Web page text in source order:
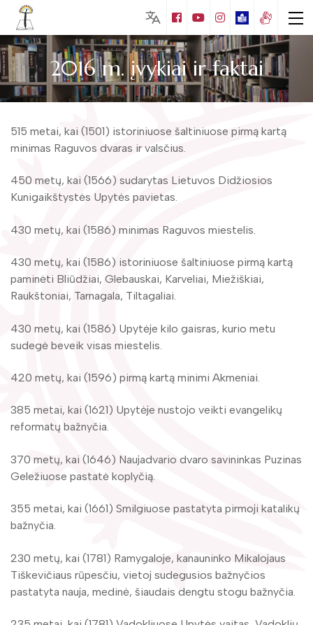
Lankytojams
Biblioteka visiems
Nemokamos paslaugos
Mokamos paslaugos
Muziejų edukacijos
Mokymai
Duomenų bazės
Gaunami periodiniai leidiniai
Tarpbibliotekinis abonementas
Knygomatai
Internetas
– Bitės gimtinė)
Juozo Tumo – Vaižganto ir knygnešių
Kalbininko Juozo Balčikonio atminimo
kambarys
Vaikų literatūros skaitykla
Apie Matą Grigonį
Edukacijos
Kraštotyros leidiniai
Bibliotekos leidiniai
Kraštotyros kalendorius
Literatų klubas „Polėkis“
Interaktyvi kelionė
premija
Virtuali biblioteka
Foto galerija
Virtualios galerijos
2016 m. įvykiai ir faktai
515 metai, kai (1501) istoriniuose šaltiniuose pirmą kartą
minimas Raguvos dvaras ir valsčius.
450 metų, kai (1566) sudarytas Lietuvos Didžiosios
Kunigaikštystės Upytės pavietas.
430 metų, kai (1586) minimas Raguvos miestelis.
430 metų, kai (1586) istoriniuose šaltiniuose pirmą kartą
paminėti Bliūdžiai, Glebauskai, Karveliai, Miežiškiai,
Raukštoniai, Tarnagala, Tiltagaliai.
430 metų, kai (1586) Upytėje kilo gaisras, kurio metu
sudegė beveik visas miestelis.
420 metų, kai (1596) pirmą kartą minimi Akmeniai.
385 metai, kai (1621) Upytėje nustojo veikti evangelikų
reformatų bažnyčia.
370 metų, kai (1646) Naujadvario dvaro savininkas Puzinas
Geležiuose pastatė koplyčią.
355 metai, kai (1661) Smilgiuose pastatyta pirmoji katalikų
bažnyčia.
230 metų, kai (1781) Ramygaloje, kanauninko Mikalojaus
Tiškevičiaus rūpesčiu, vietoj sudegusios bažnyčios
pastatyta nauja, medinė, šiaudais dengtu stogu bažnyčia.